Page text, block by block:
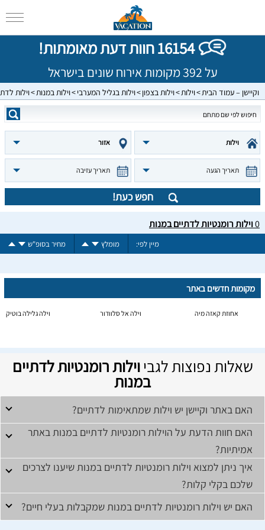
16154 חוות דעת מאומתות!
על 392 מקומות אירוח שונים בישראל
וקיישן – עמוד הבית וילות וילות בצפון וילות בגליל המערבי וילות במנות וילות
וילות אזור
תאריך הגעה תאריך עזיבה
חפש כעת!
0וילות רומנטיות לדתיים במנות
מיין לפי: מומלץ מחיר בסופ"ש
מקומות חדשים באתר
אחוזת קאזה מיה וילה אל סלוודור וילה גלילה בוטיק
שאלות נפוצות לגביוילות רומנטיות לדתיים
במנות
האם באתר וקיישן יש וילות שמתאימות לדתיים?
האם חוות הדעת על הוילות רומנטיות לדתיים במנות באתר
אמיתיות?
איך ניתן למצוא וילות רומנטיות לדתיים במנות שיענו לצרכים
שלכם בקלי קלות?
האם יש וילות רומנטיות לדתיים במנות שמקבלות בעלי חיים?